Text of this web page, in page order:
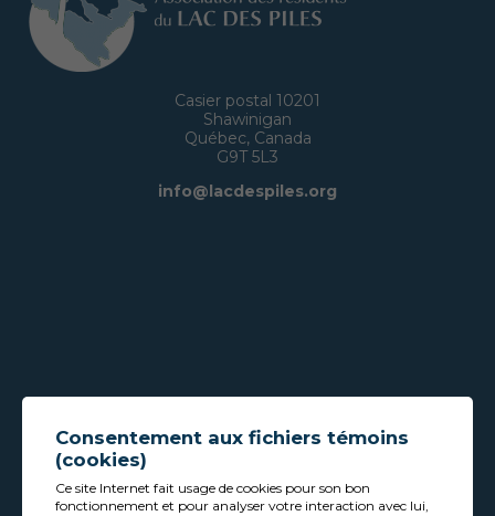
Casier postal 10201
Shawinigan
Québec, Canada
G9T 5L3
info@lacdespiles.org
Consentement aux fichiers témoins
(cookies)
Ce site Internet fait usage de cookies pour son bon
fonctionnement et pour analyser votre interaction avec lui,